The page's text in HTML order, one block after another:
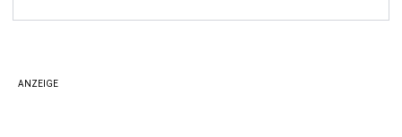
ANZEIGE